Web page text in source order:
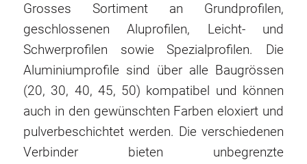
Grosses Sortiment an Grundprofilen,
geschlossenen Aluprofilen, Leicht- und
Schwerprofilen sowie Spezialprofilen. Die
Aluminiumprofile sind über alle Baugrössen
(20, 30, 40, 45, 50) kompatibel und können
auch in den gewünschten Farben eloxiert und
pulverbeschichtet werden. Die verschiedenen
Verbinder bieten unbegrenzte